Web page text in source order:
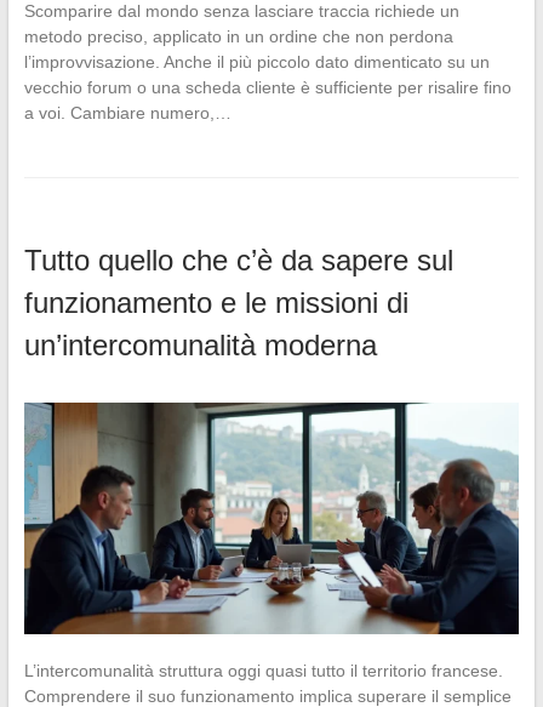
Scomparire dal mondo senza lasciare traccia richiede un
metodo preciso, applicato in un ordine che non perdona
l’improvvisazione. Anche il più piccolo dato dimenticato su un
vecchio forum o una scheda cliente è sufficiente per risalire fino
a voi. Cambiare numero,…
Tutto quello che c’è da sapere sul
funzionamento e le missioni di
un’intercomunalità moderna
L’intercomunalità struttura oggi quasi tutto il territorio francese.
Comprendere il suo funzionamento implica superare il semplice